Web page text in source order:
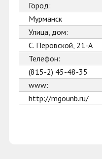
Город:
Мурманск
Улица, дом:
С. Перовской, 21-А
Телефон:
(815-2) 45-48-35
www:
http://mgounb.ru/